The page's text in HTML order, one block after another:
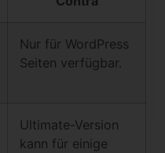
Nur für WordPress
Seiten verfügbar.
Ultimate-Version
kann für einige